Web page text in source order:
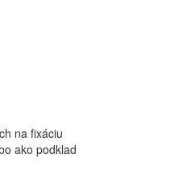
na fixáciu
ako podklad